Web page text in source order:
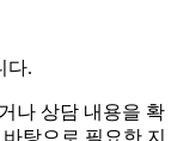
다.
나 상담 내용을 확